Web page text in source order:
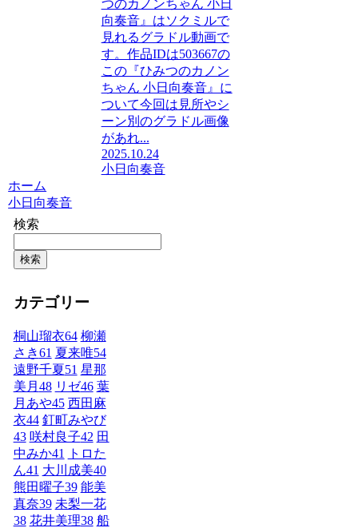
つのカノンちゃん 小日
向奏音』はソクミルで
見れるグラドル動画で
す。作品IDは503667の
この『ひみつのカノン
ちゃん 小日向奏音』に
ついて今回は見所やシ
ーン別のグラドル画像
があれ...
2025.10.24
小日向奏音
ホーム
小日向奏音
検索
検索
カテゴリー
桐山瑠衣64 柳瀬
さき61 夏来唯54
遠野千夏51 星那
美月 48 リゼ46 葉
月あや45 西田麻
衣44 釘町みやび
43 咲村良子42 田
中みか41
トロた
ん41 大川成美40
熊田曜子39 能美
真奈39 未梨一花
38 花井美理38 船